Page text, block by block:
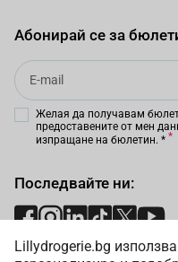
Lillydrogerie.bg
Абонирай се за
Email
Желая да получавам
предоставените от мен
изпращане на бюлетин. *
Последвайте ни: